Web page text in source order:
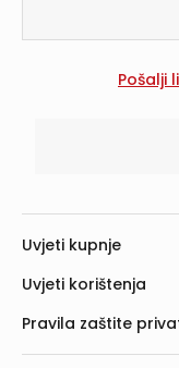
Uvjeti kupnje
Uvjeti korištenja
Pravila zaštite